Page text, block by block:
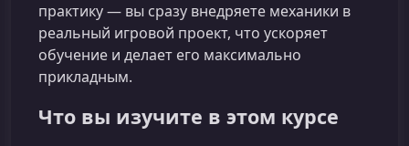
практику — вы сразу внедряете механики в
реальный игровой проект, что ускоряет
обучение и делает его максимально
прикладным.
Что вы изучите в этом курсе